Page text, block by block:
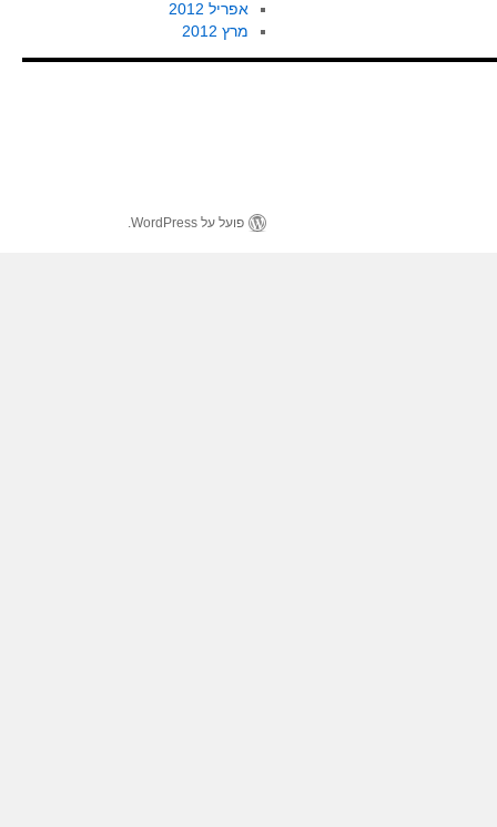
אפריל 2012
מרץ 2012
פועל על WordPress.